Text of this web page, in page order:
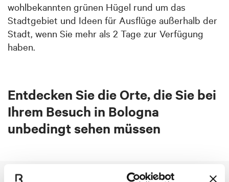
wohlbekannten grünen Hügel rund um das
Stadtgebiet und Ideen für Ausflüge außerhalb der
Stadt, wenn Sie mehr als 2 Tage zur Verfügung
haben.
Entdecken Sie die Orte, die Sie bei
Ihrem Besuch in Bologna
unbedingt sehen müssen